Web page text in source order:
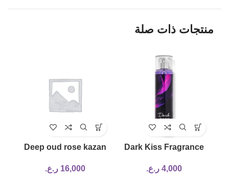
منتجات ذات صلة
Dark Kiss Fragrance
4,000 ر.ع.
Deep oud rose kazan
16,000 ر.ع.